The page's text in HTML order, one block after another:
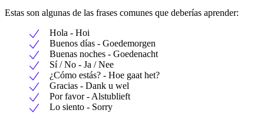
Estas son algunas de las frases comunes que deberías aprender:
Hola - Hoi
Buenos días - Goedemorgen
Buenas noches - Goedenacht
Sí / No - Ja / Nee
¿Cómo estás? - Hoe gaat het?
Gracias - Dank u wel
Por favor - Alstublieft
Lo siento - Sorry